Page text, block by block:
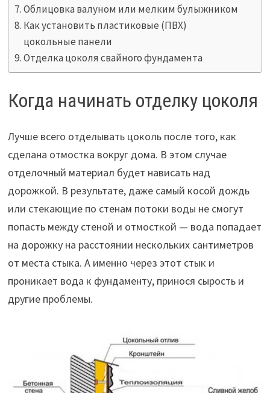
Облицовка валуном или мелким булыжником
Как установить пластиковые (ПВХ)
цокольные панели
Отделка цоколя свайного фундамента
Когда начинать отделку цоколя
Лучше всего отделывать цоколь после того, как
сделана отмостка вокруг дома. В этом случае
отделочный материал будет нависать над
дорожкой. В результате, даже самый косой дождь
или стекающие по стенам потоки воды не смогут
попасть между стеной и отмосткой — вода попадает
на дорожку на расстоянии нескольких сантиметров
от места стыка. А именно через этот стык и
проникает вода к фундаменту, принося сырость и
другие проблемы.